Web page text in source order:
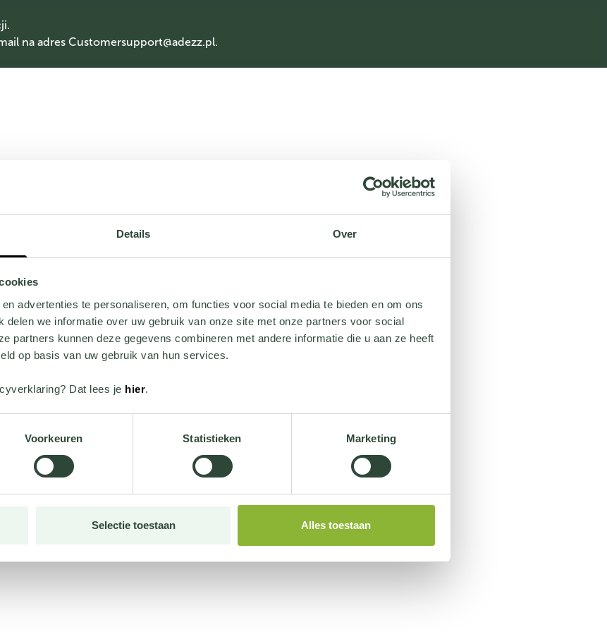
Details Over
advertenties te personaliseren, om functies voor social media te bieden en om ons
delen we informatie over uw gebruik van onze site met onze partners voor social
partners kunnen deze gegevens combineren met andere informatie die u aan ze heeft
op basis van uw gebruik van hun services.
Dat lees je hier.
Voorkeuren Statistieken Marketing
Selectie toestaan Alles toestaan
na adres Customersupport@adezz.pl.